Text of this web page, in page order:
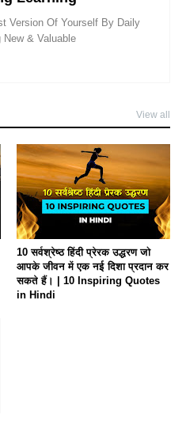
Version Of Yourself By Daily
New & Valuable
View all
10 सर्वश्रेष्ठ हिंदी प्रेरक उद्धरण जो
आपके जीवन में एक नई दिशा प्रदान कर
सकते हैं। | 10 Inspiring Quotes
in Hindi